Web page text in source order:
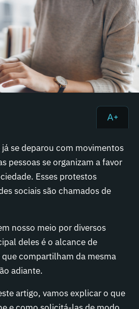
se deparou com movimentos
pessoas se organizam a favor
Esses protestos
sociais são chamados de
nosso meio por diversos
deles é o alcance de
que compartilham da mesma
adiante.
artigo, vamos explicar o que